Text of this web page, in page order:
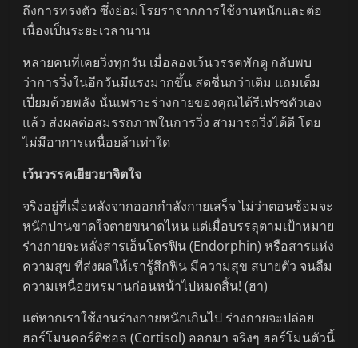
ถึงการทรงตัว ซึ่งย่อมโรยราจากการใช้งานหนักและต่อ
เนื่องเป็นระยะเวลานาน
หลายคนที่เคยวิ่งทุกวัน เมื่อลองเว้นวรรคพักดู กลับพบ
ว่าการวิ่งในอีกวันมีแรงมากขึ้น สดชื่นกว่าเดิม แถมเต็ม
เปี่ยมด้วยพลัง นั่นเพราะร่างกายของคุณได้รีเฟรชตัวเอง
แล้ว ส่งผลต่อสมรรถภาพในการวิ่ง สามารถวิ่งได้ดี โดย
ไม่มีอาการเหนื่อยล้าเท่าใด
เว้นวรรคเยียวยาจิตใจ
จริงอยู่ที่เมื่อหลังจากออกกำลังกายเสร็จ ไม่ว่าตอนซ้อมจะ
หนักปานขาดใจตายขนาดไหน แต่เมื่อบรรลุตามเป้าหมาย
ร่างกายจะหลั่งสารเอ็นโดรฟิน (Endorphin) หรือสารแห่ง
ความสุข ที่ส่งผลให้เรารู้สึกฟิน มีความสุข สบายตัว จนลืม
ความเหนื่อยทรมานก่อนหน้าไปหมดสิ้น! (ฮา)
แต่หากเราใช้งานร่างกายหนักเกินไป ร่างกายจะปล่อย
ฮอร์โมนคอร์ติซอล (Cortisol) ออกมา จริงๆ ฮอร์โมนตัวนี้